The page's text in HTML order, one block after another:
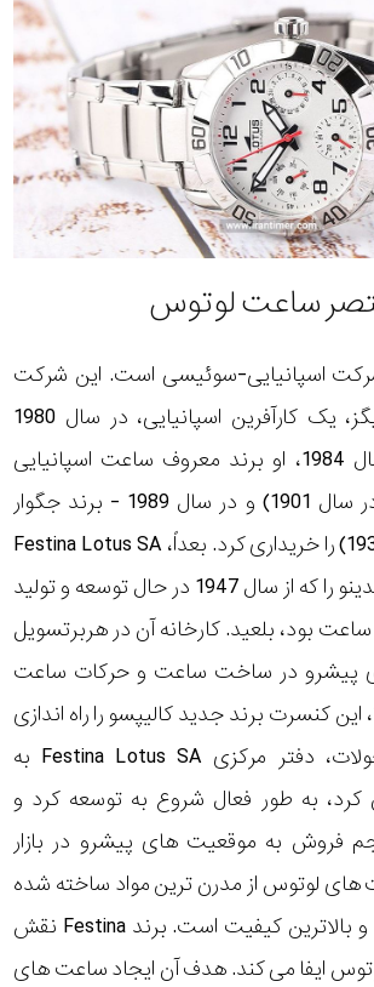
ساعت لوتوس
اسپانیایی-سوئیسی است. این شرکت
توسط میگل رودریگز، یک کارآفرین اسپانیایی، در سال 1980
تأسیس شد. در سال 1984، او برند معروف ساعت اسپانیایی
Festina (تاسیس در سال 1901) و در سال 1989 - برند جگوار
(تاسیس در سال 1938) را خریداری کرد. بعداً، Festina Lotus SA
شرکت هلدینگ کاندینو را که از سال 1947 در حال توسعه و تولید
بود، بلعید. کارخانه آن در هربرتسویل
پیشرو در ساخت ساعت و حرکات ساعت
است. در سال 1996، این کنسرت برند جدید کالیپسو را راه اندازی
کرد. در نتیجه تحولات، دفتر مرکزی Festina Lotus SA به
به طور فعال شروع به توسعه کرد و
به موقعیت های پیشرو در بازار
لوتوس از مدرن ترین مواد ساخته شده
اند. این طرح اصلی و بالاترین کیفیت است. برند Festina نقش
ایفا می کند. هدف آن ایجاد ساعت های